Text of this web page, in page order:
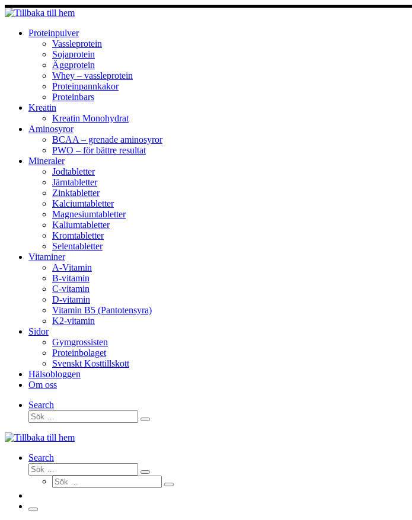
Hoppa
till
innehållProteinpulver
Vassleprotein
Sojaprotein
Äggprotein
Whey – vassleprotein
Proteinpannkakor
Proteinbars
Kreatin
Kreatin Monohydrat
Aminosyror
BCAA – grenade aminosyror
PWO – för bättre resultat
Mineraler
Jodtabletter
Järntabletter
Zinktabletter
Kalciumtabletter
Magnesiumtabletter
Kaliumtabletter
Kromtabletter
Selentabletter
Vitaminer
A-Vitamin
B-vitamin
C-vitamin
D-vitamin
Vitamin B5 (Pantotensyra)
K2-vitamin
Sidor
Gymgrossisten
Proteinbolaget
Svenskt Kosttillskott
Hälsobloggen
Om oss
Search
Sök
Sök
Search
Sök
Sök
Sök
Sök
Meny